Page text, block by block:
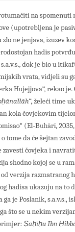
na spomenuti
(upotrebljena je
ne jenjava, izuzev
hadis
dok je bio u
vrata, vidjeli su
Hujejjova“, rekao
“, želeći time
kola čovjekovim
(El-Buhārī,
tome da će šejtan
čovjeka i
shodno kojoj se u
od verzija razmatranog
hadisa ukazuju na to
je Poslanik, s.a.v.s.,
što se u nekim
Ṣaḥīḥu Ibn